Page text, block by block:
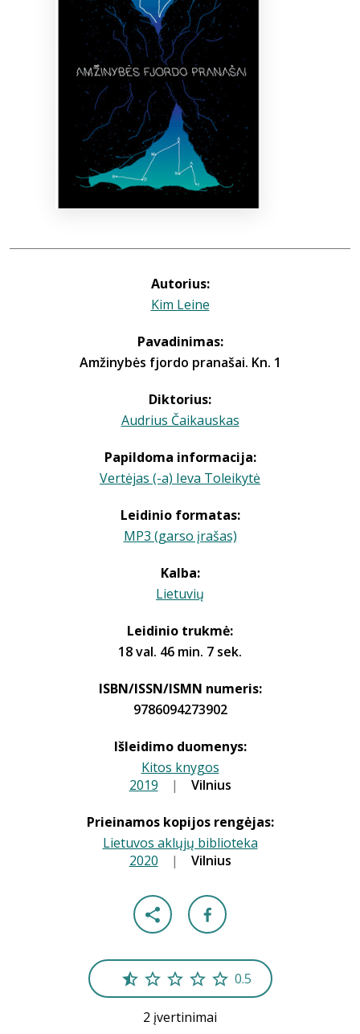
Autorius:
Kim Leine
Pavadinimas:
Amžinybės fjordo pranašai. Kn. 1
Diktorius:
Audrius Čaikauskas
Papildoma informacija:
Vertėjas (-a) Ieva Toleikytė
Leidinio formatas:
MP3 (garso įrašas)
Kalba:
Lietuvių
Leidinio trukmė:
18 val. 46 min. 7 sek.
ISBN/ISSN/ISMN numeris:
9786094273902
Išleidimo duomenys:
Kitos knygos
2019 | Vilnius
Prieinamos kopijos rengėjas:
Lietuvos aklųjų biblioteka
2020 | Vilnius
0.5
2 įvertinimai